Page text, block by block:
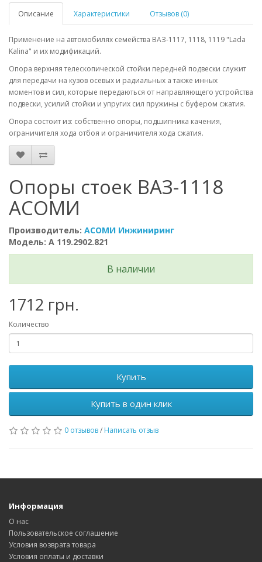
Описание Характеристики Отзывов (0)
Применение на автомобилях семейства ВАЗ-1117, 1118, 1119 "Lada
Kalina" и их модификаций.
Опора верхняя телескопической стойки передней подвески служит
для передачи на кузов осевых и радиальных а также инных
моментов и сил, которые передаються от направляющего устройства
подвески, усилий стойки и упругих сил пружины с буфером сжатия.
Опора состоит из: собственно опоры, подшипника качения,
ограничителя хода отбоя и ограничителя хода сжатия.
Опоры стоек ВАЗ-1118
АСОМИ
Производитель: АСОМИ Инжиниринг
Модель: А 119.2902.821
В наличии
1712 грн.
Количество
Купить
Купить в один клик
0 отзывов/ Написать отзыв
Информация
О нас
Пользовательское соглашение
Условия возврата товара
Условия оплаты и доставки